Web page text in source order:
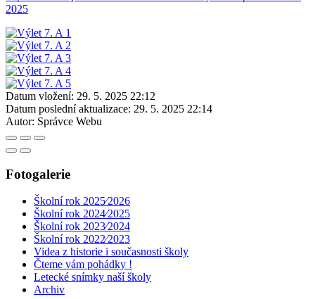
2025
Datum vložení: 29. 5. 2025 22:12
Datum poslední aktualizace: 29. 5. 2025 22:14
Autor: Správce Webu
Fotogalerie
Školní rok 2025⁄2026
Školní rok 2024⁄2025
Školní rok 2023⁄2024
Školní rok 2022⁄2023
Videa z historie i současnosti školy
Čteme vám pohádky !
Letecké snímky naší školy
Archiv